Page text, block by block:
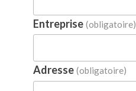
Entreprise (obligatoire)
Adresse (obligatoire)